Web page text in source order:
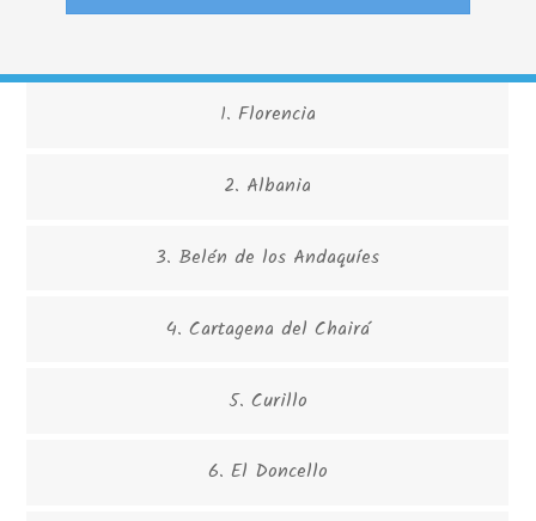
1. Florencia
2. Albania
3. Belén de los Andaquíes
4. Cartagena del Chairá
5. Curillo
6. El Doncello